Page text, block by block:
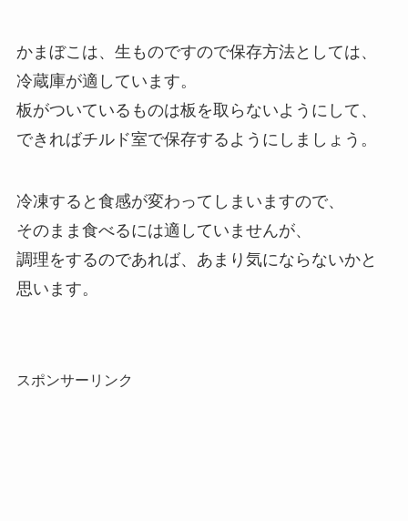
かまぼこは、生ものですので保存方法としては、
冷蔵庫が適しています。
板がついているものは板を取らないようにして、
できればチルド室で保存するようにしましょう。
冷凍すると食感が変わってしまいますので、
そのまま食べるには適していませんが、
調理をするのであれば、あまり気にならないかと
思います。
スポンサーリンク